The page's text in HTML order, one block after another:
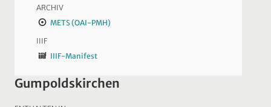
ARCHIV
METS (OAI-PMH)
IIIF
IIIF-Manifest
Gumpoldskirchen